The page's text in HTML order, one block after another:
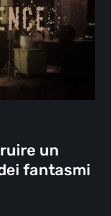
un
fantasmi